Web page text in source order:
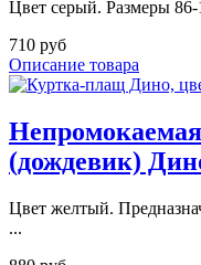
Цвет серый. Размеры
710 руб
Описание товара
(дождевик)
Цвет желтый.
...